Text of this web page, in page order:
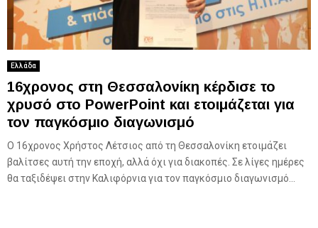
Ελλάδα
16χρονος στη Θεσσαλονίκη κέρδισε το
χρυσό στο PowerPoint και ετοιμάζεται για
τον παγκόσμιο διαγωνισμό
Ο 16χρονος Χρήστος Λέτσιος από τη Θεσσαλονίκη ετοιμάζει
βαλίτσες αυτή την εποχή, αλλά όχι για διακοπές. Σε λίγες ημέρες
θα ταξιδέψει στην Καλιφόρνια για τον παγκόσμιο διαγωνισμό...